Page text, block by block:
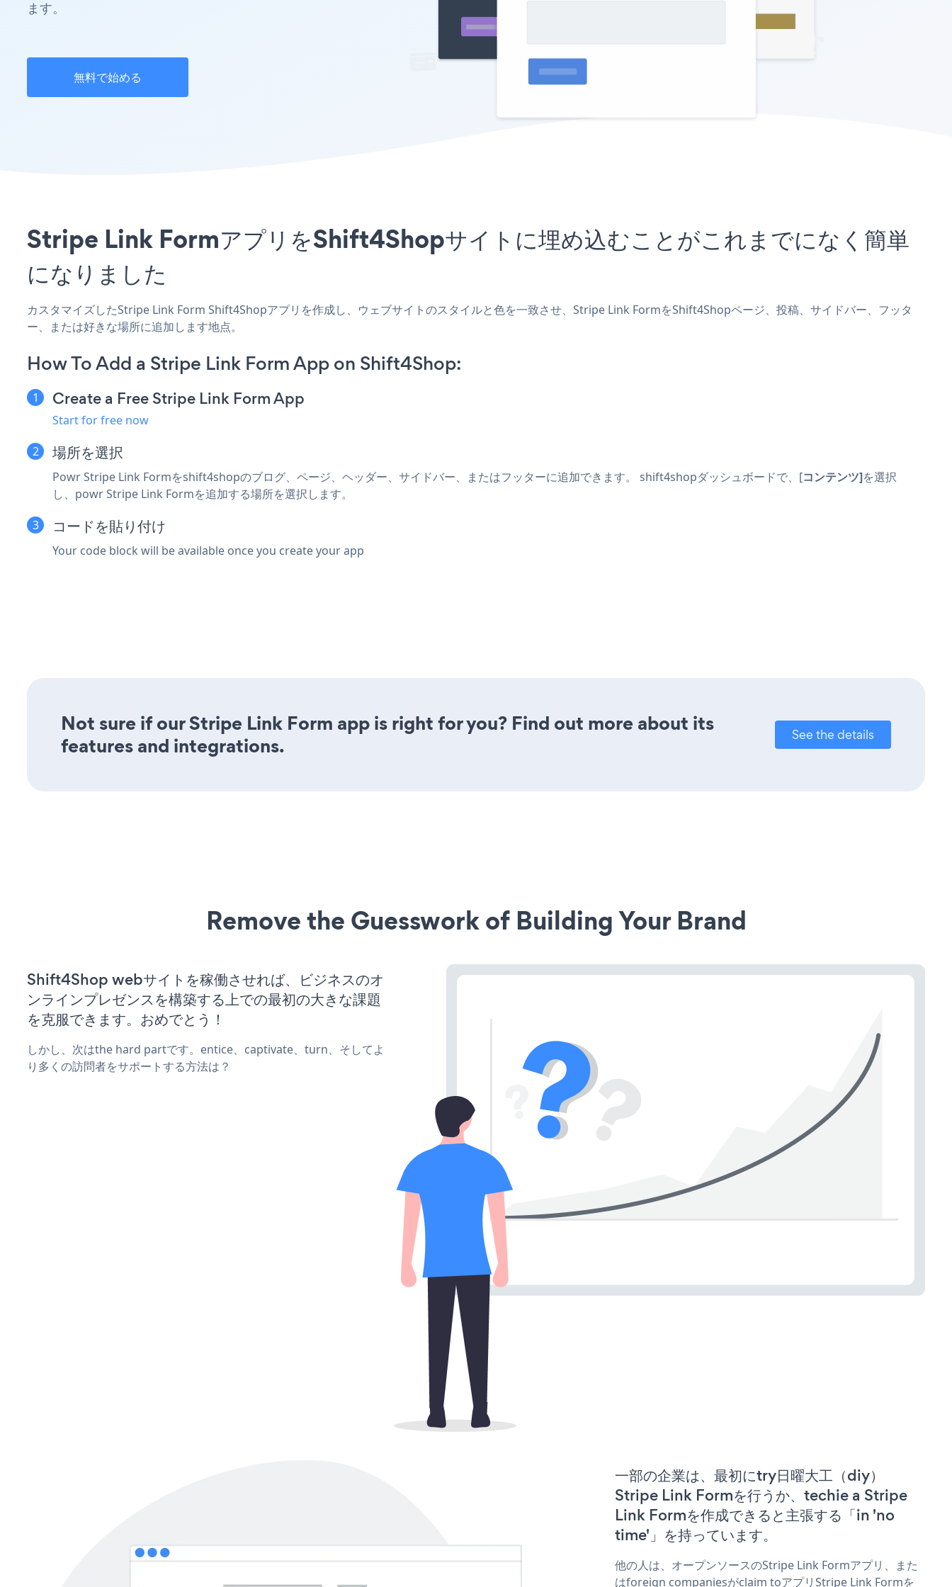
ます。
無料で始める
Stripe Link FormアプリをShift4Shopサイトに埋め込むことがこれまでになく簡単
になりました
カスタマイズしたStripe Link Form Shift4Shopアプリを作成し、ウェブサイトのスタイルと色を一致させ、Stripe Link FormをShift4Shopページ、投稿、サイドバー、フッタ
ー、または好きな場所に追加します地点。
How To Add a Stripe Link Form App on Shift4Shop:
Create a Free Stripe Link Form App
Start for free now
場所を選択
Powr Stripe Link Formをshift4shopのブログ、ページ、ヘッダー、サイドバー、またはフッターに追加できます。 shift4shopダッシュボードで、[コンテンツ]を選択
し、powr Stripe Link Formを追加する場所を選択します。
コードを貼り付け
Your code block will be available once you create your app
Not sure if our Stripe Link Form app is right for you? Find out more about its
features and integrations.
See the details
Remove the Guesswork of Building Your Brand
Shift4Shop webサイトを稼働させれば、ビジネスのオ
ンラインプレゼンスを構築する上での最初の大きな課題
を克服できます。おめでとう！
しかし、次はthe hard partです。entice、captivate、turn、そしてよ
り多くの訪問者をサポートする方法は？
一部の企業は、最初にtry日曜大工（diy）
Stripe Link Formを行うか、techie a Stripe
Link Formを作成できると主張する「in 'no
time'」を持っています。
他の人は、オープンソースのStripe Link Formアプリ、また
はforeign companiesがclaim toアプリStripe Link Formを